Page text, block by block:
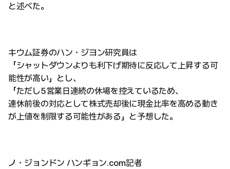
と述べた。
キウム証券のハン・ジヨン研究員は
「シャットダウンよりも利下げ期待に反応して上昇する可
能性が高い」とし、
「ただし5営業日連続の休場を控えているため、
連休前後の対応として株式売却後に現金比率を高める動き
が上値を制限する可能性がある」と予想した。
ノ・ジョンドン ハンギョン.com記者